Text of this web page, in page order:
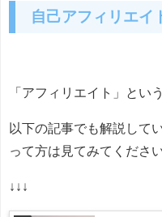
自己アフィリエイ
「アフィリエイト」とい
以下の記事でも解説して
って方は見てみてください
↓↓↓